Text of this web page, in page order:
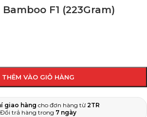
F1 (223Gram)
THÊM VÀO GIỎ HÀNG
giao hàng cho đơn hàng từ 2TR
Đổi trả hàng trong 7 ngày